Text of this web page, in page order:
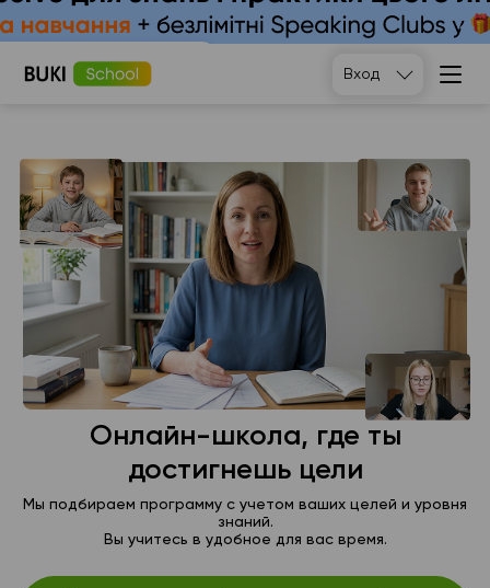
Вход
Онлайн-школа, где ты
достигнешь цели
Мы подбираем программу с учетом ваших целей и уровня
знаний.
Вы учитесь в удобное для вас время.
Подобрать